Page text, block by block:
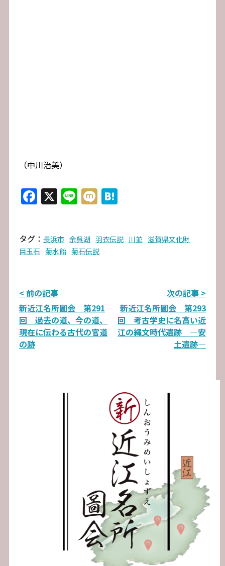
（中川治美）
Facebook
X Line
MixiHatena
タグ： 長浜市 余呉湖 羽衣伝説 川並 滋賀県文化財
目玉石 菊水飴 菊石伝説
投
稿
ナ
ビ
< 前の記事
新近江名所圖会 第291
回 過去の道、今の道、
現在に伝わる古代の官道
の跡
次の記事 >
新近江名所圖会 第293
回 考古学史に名高い近
江の縄文時代遺跡 ―安
土遺跡―